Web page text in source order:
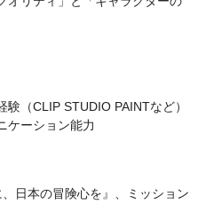
（CLIP STUDIO PAINTなど）
ケーション能力
日本の冒険心を』、ミッション